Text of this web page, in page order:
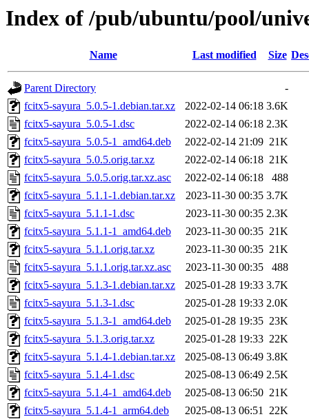
Index of /pub/ubuntu/pool/
Name Last modified Size
Parent Directory
-
fcitx5-sayura_5.0.5-1.debian.tar.xz
2022-02-14 06:18 3.6K
fcitx5-sayura_5.0.5-1.dsc
2022-02-14 06:18 2.3K
fcitx5-sayura_5.0.5-1_amd64.deb
2022-02-14 21:09 21K
fcitx5-sayura_5.0.5.orig.tar.xz
2022-02-14 06:18 21K
fcitx5-sayura_5.0.5.orig.tar.xz.asc
2022-02-14 06:18
488
fcitx5-sayura_5.1.1-1.debian.tar.xz
2023-11-30 00:35 3.7K
fcitx5-sayura_5.1.1-1.dsc
2023-11-30 00:35 2.3K
fcitx5-sayura_5.1.1-1_amd64.deb
2023-11-30 00:35 21K
fcitx5-sayura_5.1.1.orig.tar.xz
2023-11-30 00:35 21K
fcitx5-sayura_5.1.1.orig.tar.xz.asc
2023-11-30 00:35
488
fcitx5-sayura_5.1.3-1.debian.tar.xz
2025-01-28 19:33 3.7K
fcitx5-sayura_5.1.3-1.dsc
2025-01-28 19:33 2.0K
fcitx5-sayura_5.1.3-1_amd64.deb
2025-01-28 19:35 23K
fcitx5-sayura_5.1.3.orig.tar.xz
2025-01-28 19:33 22K
fcitx5-sayura_5.1.4-1.debian.tar.xz
2025-08-13 06:49 3.8K
fcitx5-sayura_5.1.4-1.dsc
2025-08-13 06:49 2.5K
fcitx5-sayura_5.1.4-1_amd64.deb
2025-08-13 06:50 21K
fcitx5-sayura_5.1.4-1_arm64.deb
2025-08-13 06:51 22K